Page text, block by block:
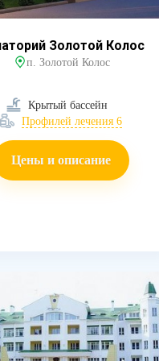
Золотой Колос
п. Золотой Колос
Крытый бассейн
Профилей лечения 6
Цены и описание